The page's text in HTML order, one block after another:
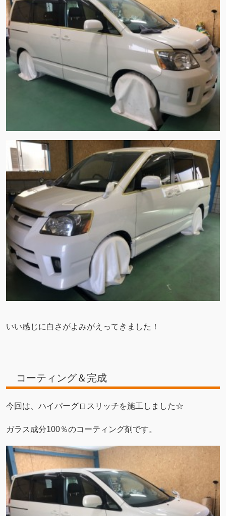
いい感じに白さがよみがえってきました！
コーティング＆完成
今回は、ハイパーグロスリッチを施工しました☆
ガラス成分100％のコーティング剤です。